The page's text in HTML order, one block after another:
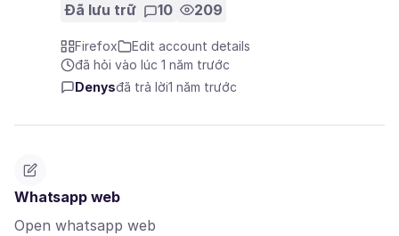
Đã lưu trữ 10 209
Firefox
Edit account details
đã hỏi vào lúc 1 năm trước
Denysđã trả lời1 năm trước
Whatsapp web
Open whatsapp web